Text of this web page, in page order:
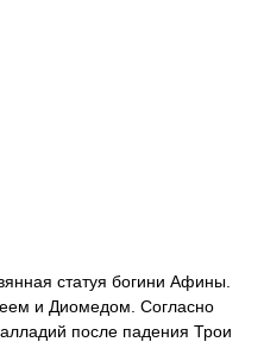
статуя богини Афины.
и Диомедом. Согласно
после падения Трои